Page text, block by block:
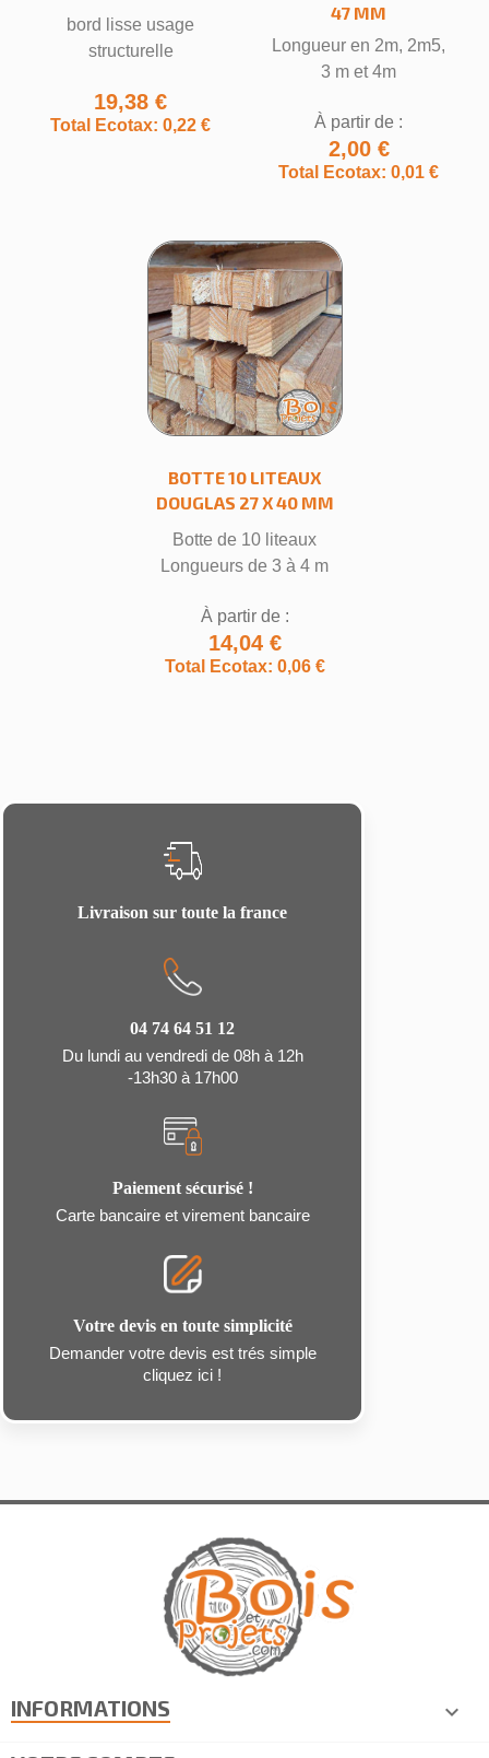
bord lisse usage
structurelle
19,38 €
Total Ecotax: 0,22 €
47 MM
Longueur en 2m, 2m5,
3 m et 4m
À partir de :
2,00 €
Total Ecotax: 0,01 €
BOTTE 10 LITEAUX
DOUGLAS 27 X 40 MM
Botte de 10 liteaux
Longueurs de 3 à 4 m
À partir de :
14,04 €
Total Ecotax: 0,06 €
Livraison sur toute la france
04 74 64 51 12
Du lundi au vendredi de 08h à 12h
-13h30 à 17h00
Paiement sécurisé !
Carte bancaire et virement bancaire
Votre devis en toute simplicité
Demander votre devis est trés simple
cliquez ici !
INFORMATIONS
